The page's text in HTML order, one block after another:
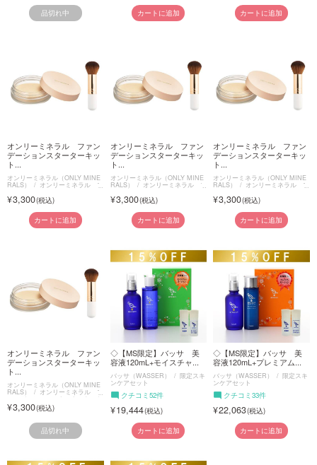
品切れ中 カートに追加 カートに追加
オンリーミネラル ファン
デーションスターターキッ
ト...
オンリーミネラル（ONLY MINE
RALS） オンリーミネラル フ
3,300
カートに追加
オンリーミネラル ファン
デーションスターターキッ
ト...
オンリーミネラル（ONLY MINE
RALS） オンリーミネラル フ
3,300
カートに追加
オンリーミネラル ファン
デーションスターターキッ
ト...
オンリーミネラル（ONLY MINE
RALS） オンリーミネラル フ
3,300
カートに追加
オンリーミネラル ファン
デーションスターターキッ
ト...
オンリーミネラル（ONLY MINE
RALS） オンリーミネラル フ
ァンデーションスターターキット
3,300
品切れ中
◇【MS限定】バッサ 美
容液120mL+モイスチャ...
バッサ（WASSER） 限定スキ
ンケアセット
クチコミ52件
19,444
カートに追加
◇【MS限定】バッサ 美
容液120mL+プレミアム...
バッサ（WASSER） 限定スキ
ンケアセット
クチコミ33件
22,063
カートに追加